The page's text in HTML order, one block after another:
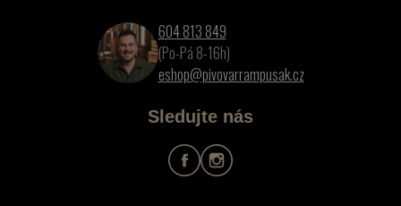
604 813 849
(Po-Pá 8-16h)
eshop@pivovarrampusak.cz
Sledujte nás